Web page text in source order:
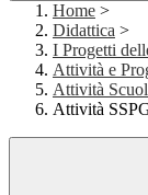
Home >
Didattica >
I Progetti
Attività e
Attività
Attività